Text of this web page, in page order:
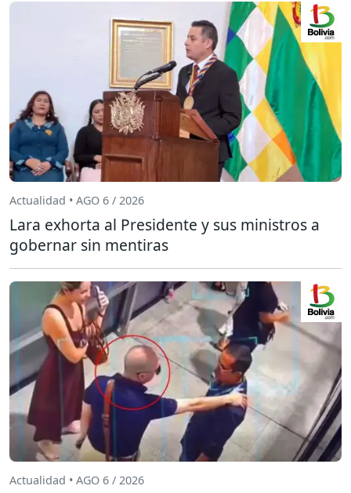
Actualidad • AGO 6 / 2026
Lara exhorta al Presidente y sus ministros a
gobernar sin mentiras
Actualidad • AGO 6 / 2026